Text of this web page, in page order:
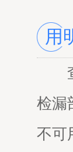
用
查
检漏
不可